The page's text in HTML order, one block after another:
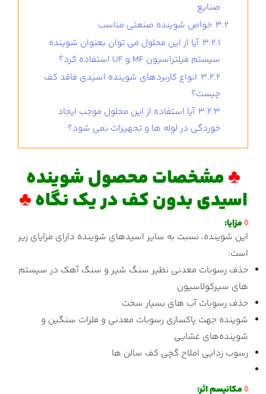
صنایع
3.2 خواص شوینده صنعتی مناسب
3.2.1 آیا از این محلول می توان بعنوان شوینده
سیستم فیلتراسیون MF و UF استفاده کرد؟
3.2.2 انواع کاربردهای شوینده اسیدی فاقد کف
چیست؟
3.2.3 آیا استفاده از این محلول موجب ایجاد
خوردگی در لوله ها و تجهیزات نمی شود؟
♣مشخصات محصول شوینده
اسیدی بدون کف در یک نگاه♣
◊مزایا:
این شوینده، نسبت به سایر اسیدهای شوینده دارای مزایای زیر
است:
حذف رسوبات معدنی نظیر سنگ شیر و سنگ آهک در سیستم
های سیرکولاسیون
حذف رسوبات آب های بسیار سخت
شوینده جهت پاکسازی رسوبات معدنی و فلزات سنگین و
شوینده‌های غشایی
رسوب زدایی املاح گچی کف سالن ها
◊مکانیسم اثر: